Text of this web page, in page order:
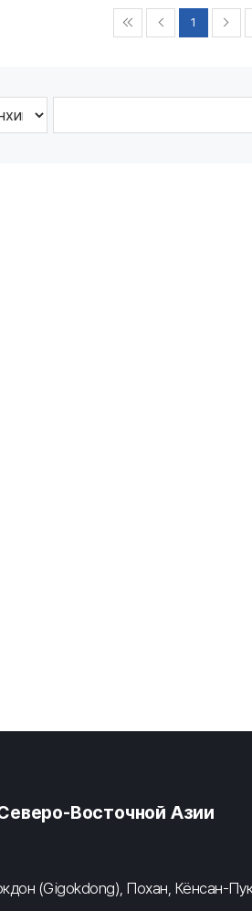
1
Восточной Азии
(Gigokdong), Похан, Кёнсан-